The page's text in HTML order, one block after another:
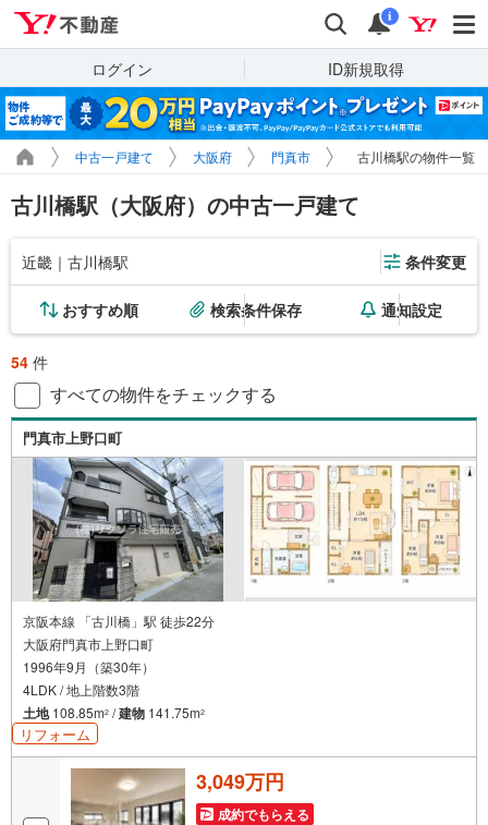
検索 通知
i
ログイン ID新規取得
中古一戸建て 大阪府 門真市 古川橋駅の物件一覧
古川橋駅（大阪府）の中古一戸建て
近畿｜古川橋駅 条件変更
おすすめ順 検索条件保存 通知設定
54 件
すべての物件をチェックする
門真市上野口町
京阪本線 「古川橋」駅 徒歩22分
大阪府門真市上野口町
1996年9月（築30年）
4LDK / 地上階数3階
土地108.85m2 /建物 141.75m2
リフォーム
3,049万円
成約でもらえる